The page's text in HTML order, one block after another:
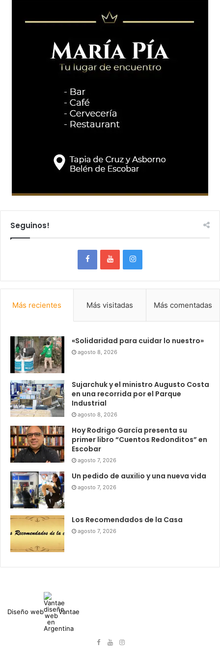
Seguinos!
Más recientes Más visitadas Más comentadas
«Solidaridad para cuidar lo nuestro»
agosto 8, 2026
Sujarchuk y el ministro Augusto Costa
en una recorrida por el Parque
Industrial
agosto 8, 2026
Hoy Rodrigo García presenta su
primer libro “Cuentos Redonditos” en
Escobar
agosto 7, 2026
Un pedido de auxilio y una nueva vida
agosto 7, 2026
Los Recomendados de la Casa
agosto 7, 2026
Diseño web Vantae